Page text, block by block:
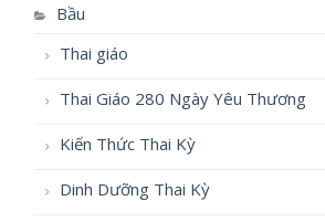
Bầu
Thai giáo
Thai Giáo 280 Ngày Yêu Thương
Kiến Thức Thai Kỳ
Dinh Dưỡng Thai Kỳ